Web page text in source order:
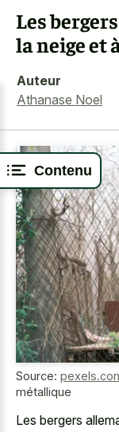
Contenu
Les
la neige et
Auteur
Athanase Noel
Source:
métallique
Les bergers